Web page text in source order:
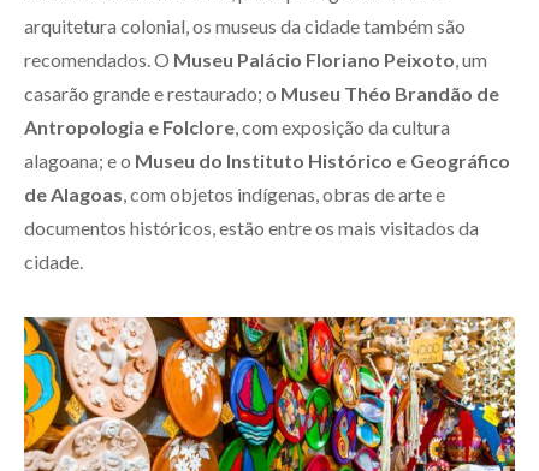
arquitetura colonial, os museus da cidade também são
recomendados. O Museu Palácio Floriano Peixoto , um
casarão grande e restaurado; o Museu Théo Brandão de
Antropologia e Folclore , com exposição da cultura
alagoana; e o Museu do Instituto Histórico e Geográfico
de Alagoas , com objetos indígenas, obras de arte e
documentos históricos, estão entre os mais visitados da
cidade.